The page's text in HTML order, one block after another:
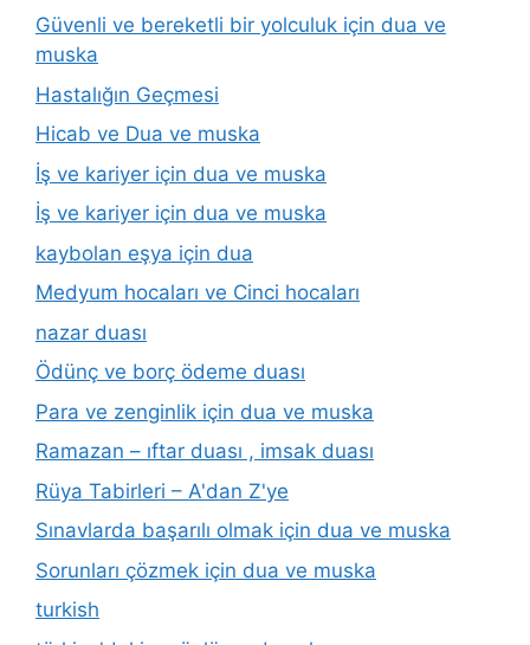
Güvenli ve bereketli bir yolculuk için dua ve
muska
Hastalığın Geçmesi
Hicab ve Dua ve muska
İş ve kariyer için dua ve muska
İş ve kariyer için dua ve muska
kaybolan eşya için dua
Medyum hocaları ve Cinci hocaları
nazar duası
Ödünç ve borç ödeme duası
Para ve zenginlik için dua ve muska
Ramazan – ıftar duası , imsak duası
Rüya Tabirleri – A'dan Z'ye
Sınavlarda başarılı olmak için dua ve muska
Sorunları çözmek için dua ve muska
turkish